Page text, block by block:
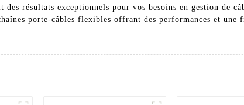
résultats exceptionnels pour vos besoins en gestion de
porte-câbles flexibles offrant des performances et une